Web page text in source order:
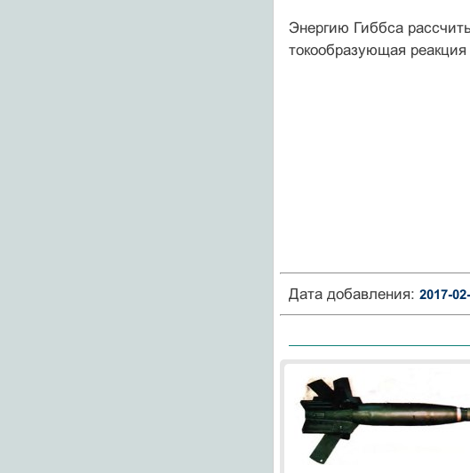
Энергию Гиббса
токообразующая
Дата добавления: 2017-